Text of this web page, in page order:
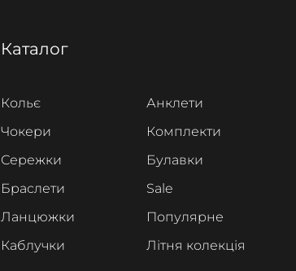
Каталог
Кольє
Чокери
Сережки
Браслети
Ланцюжки
Каблучки
Анклети
Комплекти
Булавки
Sale
Популярне
Літня колекція